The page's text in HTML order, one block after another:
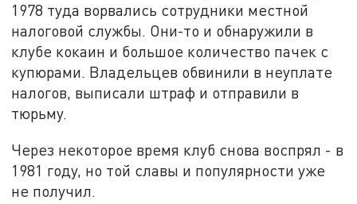
1978 туда ворвались сотрудники местной
налоговой службы. Они-то и обнаружили в
клубе кокаин и большое количество пачек с
купюрами. Владельцев обвинили в неуплате
налогов, выписали штраф и отправили в
тюрьму.
Через некоторое время клуб снова воспрял - в
1981 году, но той славы и популярности уже
не получил.